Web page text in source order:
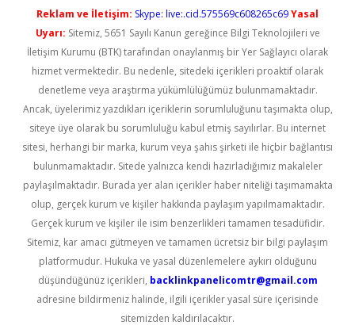
Reklam ve İletişim: Skype: live:.cid.575569c608265c69Yasal
Uyarı: Sitemiz, 5651 Sayılı Kanun gereğince Bilgi Teknolojileri ve
İletişim Kurumu (BTK) tarafından onaylanmış bir Yer Sağlayıcı olarak
hizmet vermektedir. Bu nedenle, sitedeki içerikleri proaktif olarak
denetleme veya araştırma yükümlülüğümüz bulunmamaktadır.
Ancak, üyelerimiz yazdıkları içeriklerin sorumluluğunu taşımakta olup,
siteye üye olarak bu sorumluluğu kabul etmiş sayılırlar. Bu internet
sitesi, herhangi bir marka, kurum veya şahıs şirketi ile hiçbir bağlantısı
bulunmamaktadır. Sitede yalnızca kendi hazırladığımız makaleler
paylaşılmaktadır. Burada yer alan içerikler haber niteliği taşımamakta
olup, gerçek kurum ve kişiler hakkında paylaşım yapılmamaktadır.
Gerçek kurum ve kişiler ile isim benzerlikleri tamamen tesadüfidir.
Sitemiz, kar amacı gütmeyen ve tamamen ücretsiz bir bilgi paylaşım
platformudur. Hukuka ve yasal düzenlemelere aykırı olduğunu
düşündüğünüz içerikleri, backlinkpanelicomtr@gmail.com
adresine bildirmeniz halinde, ilgili içerikler yasal süre içerisinde
sitemizden kaldırılacaktır.